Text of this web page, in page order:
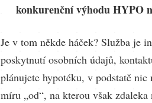
konkurenční výhodu HYPO
Je v tom někde háček? Služba je
poskytnutí osobních údajů,
plánujete hypotéku, v podstatě
míru „od“, na kterou však